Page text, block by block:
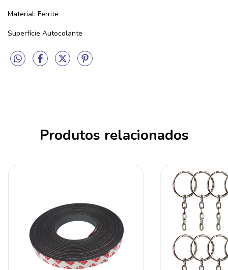
Material: Ferrite
Superfície Autocolante
Produtos relacionados